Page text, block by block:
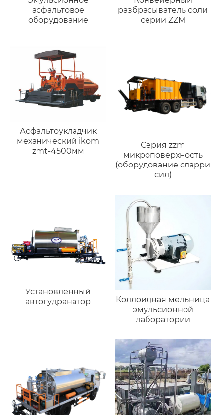
асфальтовое
оборудование
разбрасыватель соли
серии ZZM
Асфальтоукладчик
механический ikom
zmt-4500мм
Серия zzm
микроповерхность
(оборудование сларри
сил)
Установленный
автогудранатор
Коллоидная мельница
эмульсионной
лаборатории